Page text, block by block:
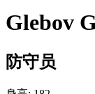
Glebov
防守员